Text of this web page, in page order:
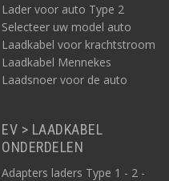
Lader voor auto Type 2
Selecteer uw model auto
Laadkabel voor krachtstroom
Laadkabel Mennekes
Laadsnoer voor de auto
EV > LAADKABEL
ONDERDELEN
Adapters laders Type 1 - 2 -